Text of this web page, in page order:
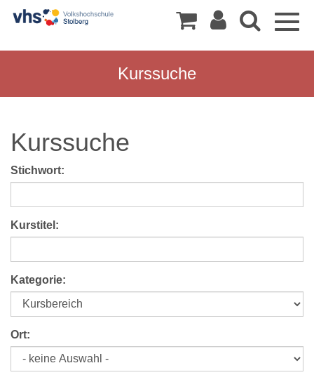
Kurssuche
Kurssuche
Stichwort:
Kurstitel:
Kategorie:
Ort: